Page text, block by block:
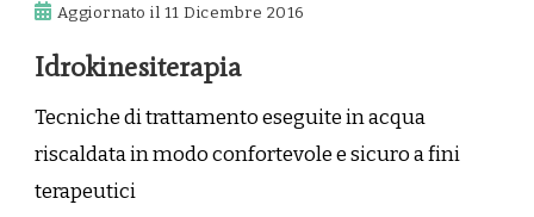
Aggiornato il 11 Dicembre 2016
Idrokinesiterapia
Tecniche di trattamento eseguite in acqua
riscaldata in modo confortevole e sicuro a fini
terapeutici